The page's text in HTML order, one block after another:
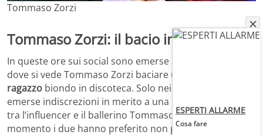
Tommaso Zorzi
Tommaso Zorzi: il bacio in discoteca
In queste ore sui social sono emerse alcune immagini
dove si vede Tommaso Zorzi baciare un
ragazzo biondo in discoteca. Solo nei giorni scorsi sono
emerse indiscrezioni in merito a una presunta rottura
tra l’influencer e il ballerino Tommaso Stanzani, ma al
momento i due hanno preferito non proferire parola in
ESPERTI ALLARME
Cosa fare